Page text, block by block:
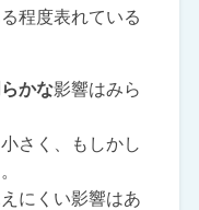
程度表れている
かな影響はみら
さく、もしかし
にくい影響はあ